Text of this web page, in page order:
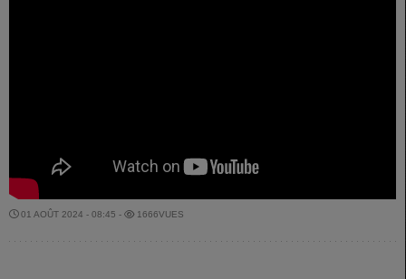
01 AOÛT 2024 - 08:45 - 1666VUES